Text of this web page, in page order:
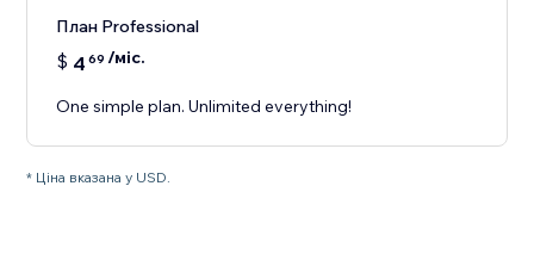
План Professional
$ 4 69 /міс.
One simple plan. Unlimited everything!
* Ціна вказана у USD.